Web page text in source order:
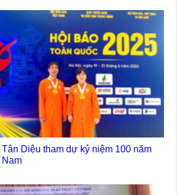
Diệu tham dự kỷ niệm 100 năm